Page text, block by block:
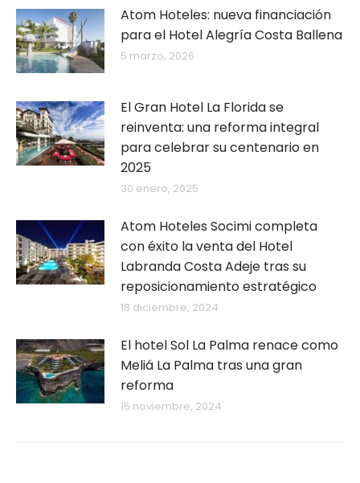
Atom Hoteles: nueva financiación
para el Hotel Alegría Costa Ballena
5 marzo, 2026
El Gran Hotel La Florida se
reinventa: una reforma integral
para celebrar su centenario en
2025
30 enero, 2025
Atom Hoteles Socimi completa
con éxito la venta del Hotel
Labranda Costa Adeje tras su
reposicionamiento estratégico
18 diciembre, 2024
El hotel Sol La Palma renace como
Meliá La Palma tras una gran
reforma
15 noviembre, 2024